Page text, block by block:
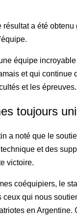
résultat a été obtenu
équipe
et qui continue
et les
toujours
a noté que le
et des
victoire.
coéquipiers, le
ceux qui nous
en Argentine.